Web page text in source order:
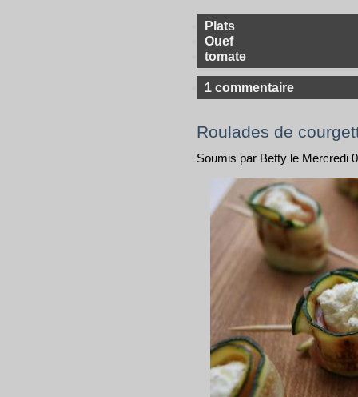
Plats
Ouef
tomate
1 commentaire
Roulades de
Soumis par Betty le Mercredi